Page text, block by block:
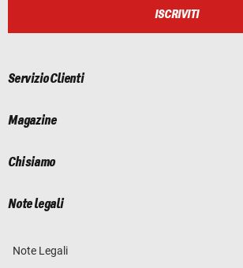
ISCRIVITI
Servizio Clienti
Magazine
Chi siamo
Note legali
Note Legali